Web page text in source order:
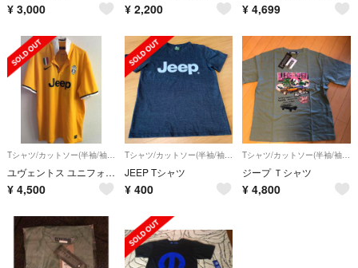
¥ 3,000 ¥ 2,200 ¥ 4,699
Tシャツ/カットソー(半袖/袖なし)
ユヴェントス ユニフォーム XL
¥ 4,500
Tシャツ/カットソー(半袖/袖なし)
JEEP Tシャツ
¥ 400
Tシャツ/カットソー(半袖/袖なし)
ジープ Ｔシャツ
¥ 4,800